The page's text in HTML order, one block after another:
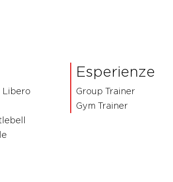
Libero
Esperienze
Group Trainer
Gym Trainer